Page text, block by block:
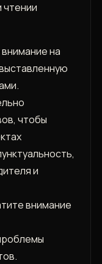
чтении
на
чтобы
и
внимание